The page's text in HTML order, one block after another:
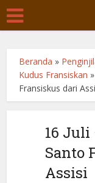
Beranda »
Kudus Fransiskan »
Fransiskus dari
16
Santo
Assisi